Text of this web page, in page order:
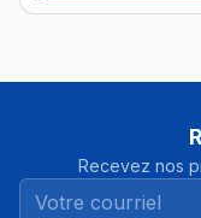
Recevez nos